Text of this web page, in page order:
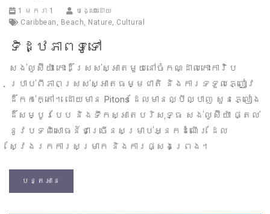
1 មករា 1
បង្ហោះដោយ
Caribbean , Beach, Nature, Cultural
ទិដ្ឋភាពទូទៅ
សង់លូស៊ីយ៉ា កោះដ៏ស្រស់ស្អាតមួយនៅចំកណ្ដាលកោះការ៉ិប
ប្រាប់ពីភាពស្រស់ស្អាតធម្មជាតិ និងការទទួលភ្ញៀវ
ដ៏កក់ក្តៅ។ ដោយមាន Pitons ដែលមានល្បីល្បាញ សួនភ្លៀង
ដ៏សម្បូរបែប និងទឹកស្អាតបរិសុទ្ធ សង់លូស៊ីយ៉ា ផ្តល់
នូវបទពិសោធន៍ជាច្រើនសម្រាប់អ្នកដំណើរ ដែល
ស្វែងរកការសម្រាក និងការផ្សងព្រេង។
បន្តអាន